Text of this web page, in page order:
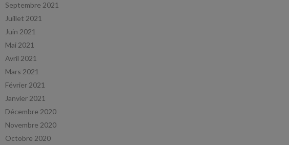
Septembre 2021
Juillet 2021
Juin 2021
Mai 2021
Avril 2021
Mars 2021
Février 2021
Janvier 2021
Décembre 2020
Novembre 2020
Octobre 2020